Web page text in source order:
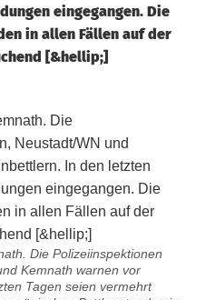
eingegangen. Die
in allen Fällen auf der
[&hellip;]
Die Polizeiinspektionen
Kemnath warnen vor
Tagen seien vermehrt